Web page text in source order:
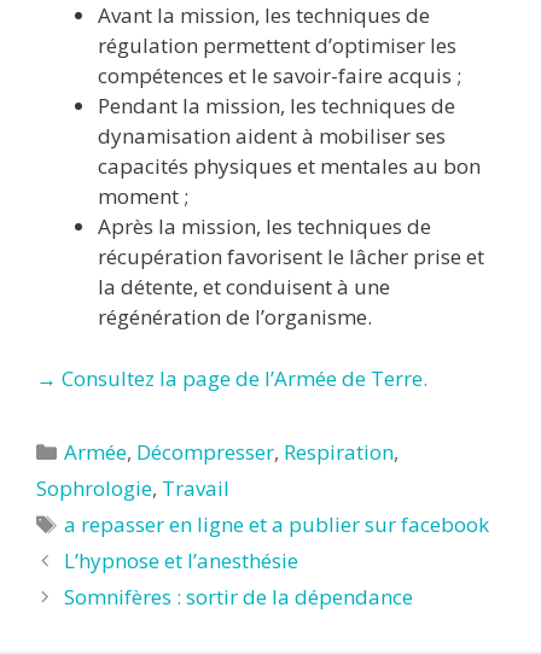
Avant la mission, les techniques de
régulation permettent d’optimiser les
compétences et le savoir-faire acquis ;
Pendant la mission, les techniques de
dynamisation aident à mobiliser ses
capacités physiques et mentales au bon
moment ;
Après la mission, les techniques de
récupération favorisent le lâcher prise et
la détente, et conduisent à une
régénération de l’organisme.
→ Consultez la page de l’Armée de Terre.
Catégories
Armée, Décompresser, Respiration,
Sophrologie, Travail
Étiquettes
a repasser en ligne et a publier sur facebook
L’hypnose et l’anesthésie
Somnifères : sortir de la dépendance